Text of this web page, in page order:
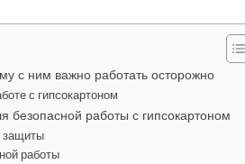
с ним важно работать осторожно
с гипсокартоном
безопасной работы с гипсокартоном
защиты
работы